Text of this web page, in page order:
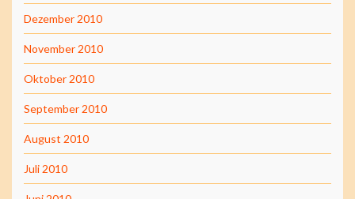
Dezember 2010
November 2010
Oktober 2010
September 2010
August 2010
Juli 2010